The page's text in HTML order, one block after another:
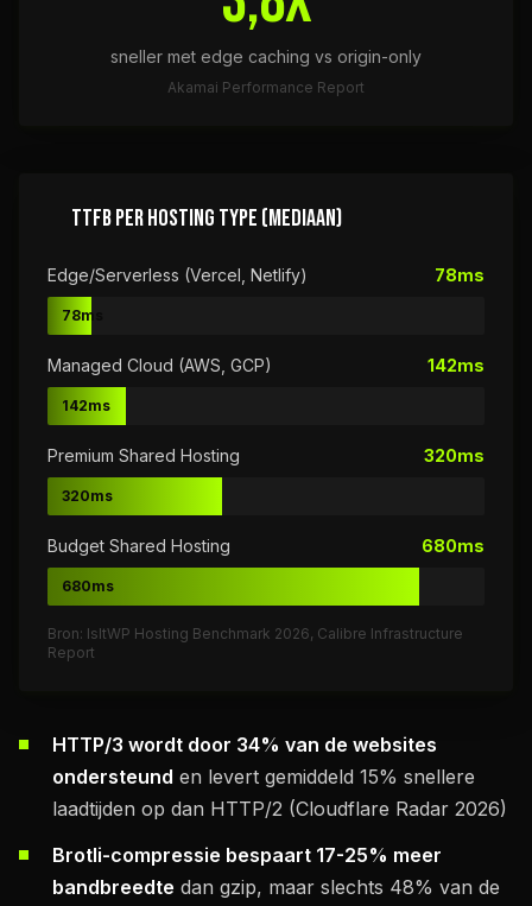
sneller met edge caching vs origin-only
Akamai Performance Report
TTFB PER HOSTING TYPE (MEDIAAN)
Edge/Serverless (Vercel, Netlify) 78ms
78ms
Managed Cloud (AWS, GCP) 142ms
142ms
Premium Shared Hosting 320ms
320ms
Budget Shared Hosting 680ms
680ms
Bron: IsItWP Hosting Benchmark 2026, Calibre Infrastructure
Report
HTTP/3 wordt door 34% van de websites
ondersteund en levert gemiddeld 15% snellere
laadtijden op dan HTTP/2 (Cloudflare Radar 2026)
Brotli-compressie bespaart 17-25% meer
bandbreedte dan gzip, maar slechts 48% van de